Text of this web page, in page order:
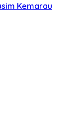
Kemarau